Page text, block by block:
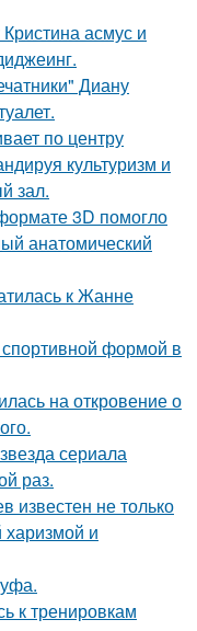
асмус и
Диану
по центру
культуризм и
зал.
3D помогло
анатомический
к Жанне
формой в
на откровение о
сериала
раз.
известен не только
и
к тренировкам